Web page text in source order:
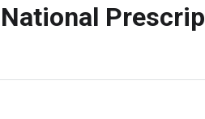
National